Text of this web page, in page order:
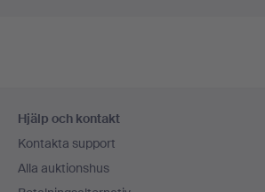
Hjälp och kontakt
Kontakta support
Alla auktionshus